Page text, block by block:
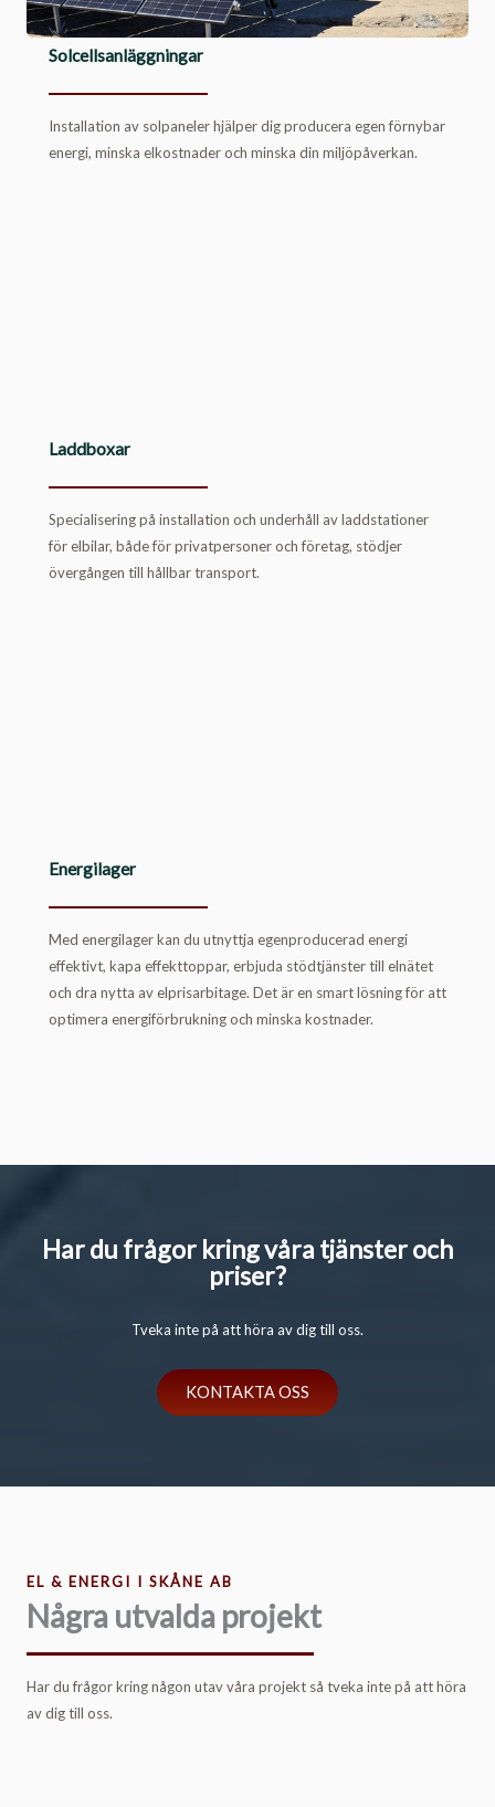
Solcellsanläggningar
Installation av solpaneler hjälper dig producera egen förnybar
energi, minska elkostnader och minska din miljöpåverkan.
Laddboxar
Specialisering på installation och underhåll av laddstationer
för elbilar, både för privatpersoner och företag, stödjer
övergången till hållbar transport.
Energilager
Med energilager kan du utnyttja egenproducerad energi
effektivt, kapa effekttoppar, erbjuda stödtjänster till elnätet
och dra nytta av elprisarbitage. Det är en smart lösning för att
optimera energiförbrukning och minska kostnader.
Har du frågor kring våra tjänster och
priser?
Tveka inte på att höra av dig till oss.
KONTAKTA OSS
EL & ENERGI I SKÅNE AB
Några utvalda projekt
Har du frågor kring någon utav våra projekt så tveka inte på att höra
av dig till oss.